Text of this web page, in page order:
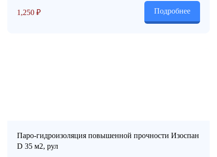
1,250 ₽ Подробнее
Паро-гидроизоляция повышенной прочности Изоспан
D 35 м2, рул